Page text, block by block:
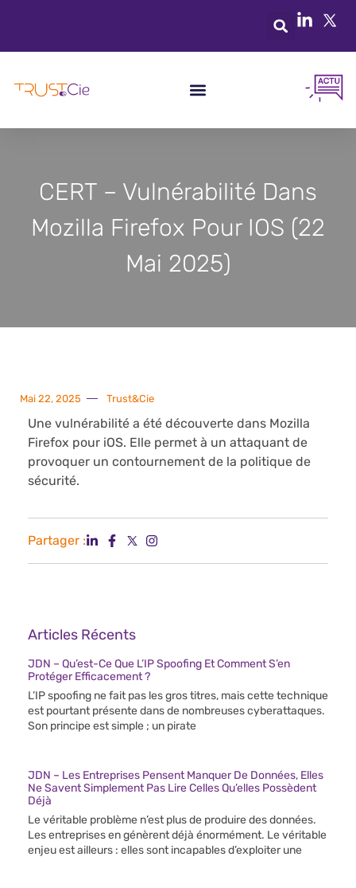
CERT – Vulnérabilité Dans
Mozilla Firefox Pour IOS (22
Mai 2025)
Mai 22, 2025 Trust&Cie
Une vulnérabilité a été découverte dans Mozilla
Firefox pour iOS. Elle permet à un attaquant de
provoquer un contournement de la politique de
sécurité.
Partager :
Articles Récents
JDN – Qu’est-Ce Que L’IP Spoofing Et Comment S’en
Protéger Efficacement ?
L’IP spoofing ne fait pas les gros titres, mais cette technique
est pourtant présente dans de nombreuses cyberattaques.
Son principe est simple ; un pirate
JDN – Les Entreprises Pensent Manquer De Données, Elles
Ne Savent Simplement Pas Lire Celles Qu’elles Possèdent
Déjà
Le véritable problème n’est plus de produire des données.
Les entreprises en génèrent déjà énormément. Le véritable
enjeu est ailleurs : elles sont incapables d’exploiter une